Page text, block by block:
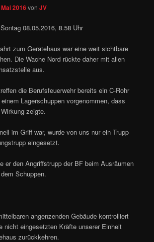
2016vonJV
08.05.2016, 8.58 Uhr
zum Gerätehaus war eine weit sichtbare
Die Wache Nord rückte daher mit allen
aus.
die Berufsfeuerwehr bereits ein C-Rohr
Lagerschuppen vorgenommen, dass
zeigte.
im Griff war, wurde von uns nur ein Trupp
eingesetzt.
er den Angriffstrupp der BF beim Ausräumen
Schuppen.
angenzenden Gebäude kontrolliert
nicht eingesetzten Kräfte unserer Einheit
zurückkehren.